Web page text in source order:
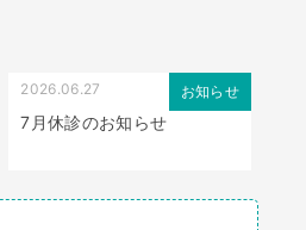
お知らせ
2026.06.27
7月休診のお知らせ